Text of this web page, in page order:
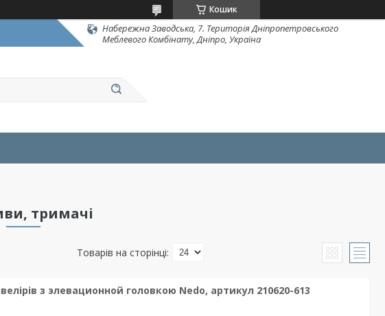
Кошик
Набережна Заводська, 7. Територія Дніпропетровського
Меблевого Комбінату, Дніпро, Україна
тримачі
з элевационной головкою Nedo, артикул 210620-613